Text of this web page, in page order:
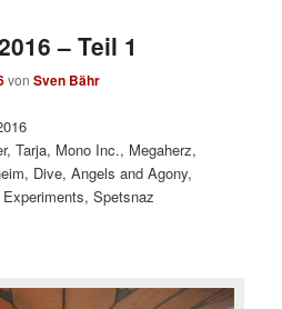
– Teil 1
vonSven Bähr
Tarja, Mono Inc., Megaherz,
Dive, Angels and Agony,
Spetsnaz